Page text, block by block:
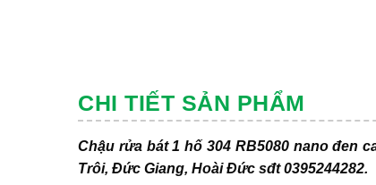
CHI TIẾT SẢN PHẨM
Chậu rửa bát 1 hố 304 RB5080 nano đen
Trôi, Đức Giang, Hoài Đức sđt 0395244282.